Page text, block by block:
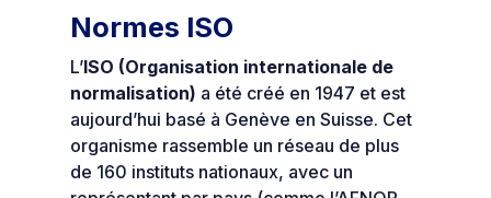
Normes ISO
L’ISO (Organisation internationale de
normalisation) a été créé en 1947 et est
aujourd’hui basé à Genève en Suisse. Cet
organisme rassemble un réseau de plus
de 160 instituts nationaux, avec un